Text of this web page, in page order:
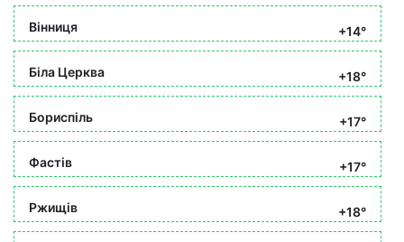
Вінниця +14°
Біла Церква +18°
Бориспіль +17°
Фастів +17°
Ржищів +18°